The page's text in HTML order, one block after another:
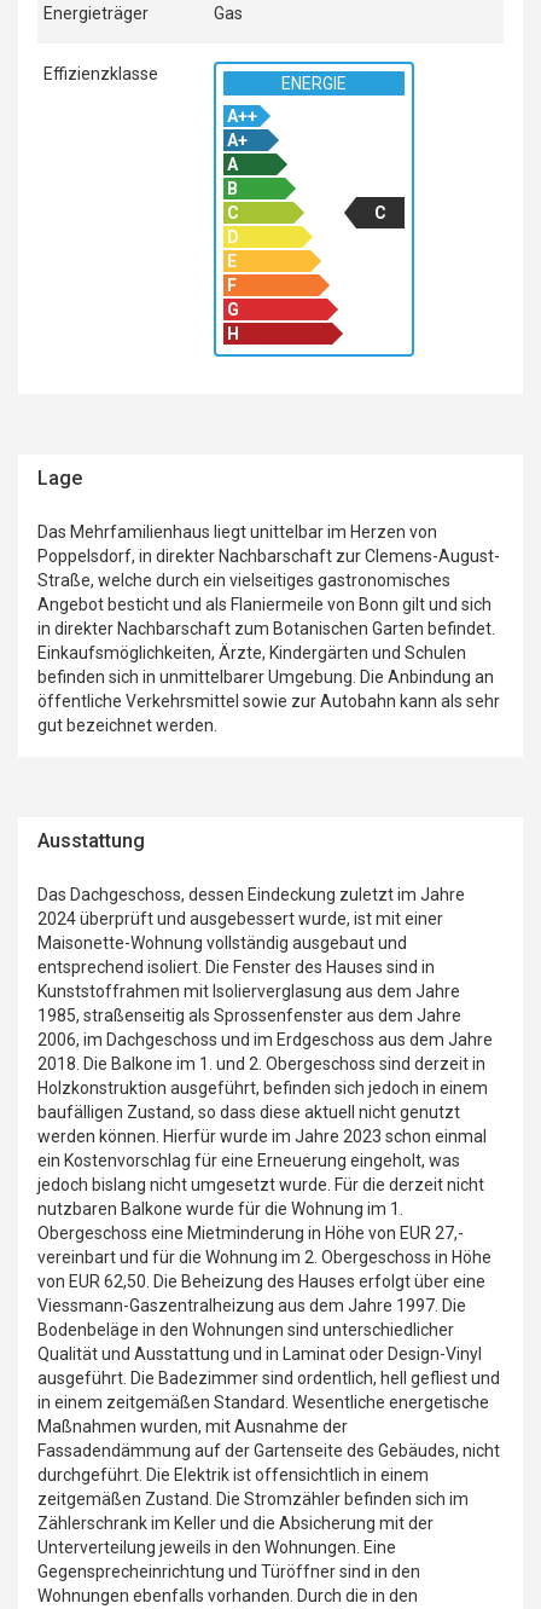
Energieträger Gas
Effizienzklasse
ENERGIE
A++
A+
A
B
C
C
D
E
F
G
H
Lage
Das Mehrfamilienhaus liegt unittelbar im Herzen von
Poppelsdorf, in direkter Nachbarschaft zur Clemens-August-
Straße, welche durch ein vielseitiges gastronomisches
Angebot besticht und als Flaniermeile von Bonn gilt und sich
in direkter Nachbarschaft zum Botanischen Garten befindet.
Einkaufsmöglichkeiten, Ärzte, Kindergärten und Schulen
befinden sich in unmittelbarer Umgebung. Die Anbindung an
öffentliche Verkehrsmittel sowie zur Autobahn kann als sehr
gut bezeichnet werden.
Ausstattung
Das Dachgeschoss, dessen Eindeckung zuletzt im Jahre
2024 überprüft und ausgebessert wurde, ist mit einer
Maisonette-Wohnung vollständig ausgebaut und
entsprechend isoliert. Die Fenster des Hauses sind in
Kunststoffrahmen mit Isolierverglasung aus dem Jahre
1985, straßenseitig als Sprossenfenster aus dem Jahre
2006, im Dachgeschoss und im Erdgeschoss aus dem Jahre
2018. Die Balkone im 1. und 2. Obergeschoss sind derzeit in
Holzkonstruktion ausgeführt, befinden sich jedoch in einem
baufälligen Zustand, so dass diese aktuell nicht genutzt
werden können. Hierfür wurde im Jahre 2023 schon einmal
ein Kostenvorschlag für eine Erneuerung eingeholt, was
jedoch bislang nicht umgesetzt wurde. Für die derzeit nicht
nutzbaren Balkone wurde für die Wohnung im 1.
Obergeschoss eine Mietminderung in Höhe von EUR 27,-
vereinbart und für die Wohnung im 2. Obergeschoss in Höhe
von EUR 62,50. Die Beheizung des Hauses erfolgt über eine
Viessmann-Gaszentralheizung aus dem Jahre 1997. Die
Bodenbeläge in den Wohnungen sind unterschiedlicher
Qualität und Ausstattung und in Laminat oder Design-Vinyl
ausgeführt. Die Badezimmer sind ordentlich, hell gefliest und
in einem zeitgemäßen Standard. Wesentliche energetische
Maßnahmen wurden, mit Ausnahme der
Fassadendämmung auf der Gartenseite des Gebäudes, nicht
durchgeführt. Die Elektrik ist offensichtlich in einem
zeitgemäßen Zustand. Die Stromzähler befinden sich im
Zählerschrank im Keller und die Absicherung mit der
Unterverteilung jeweils in den Wohnungen. Eine
Gegensprecheinrichtung und Türöffner sind in den
Wohnungen ebenfalls vorhanden. Durch die in den